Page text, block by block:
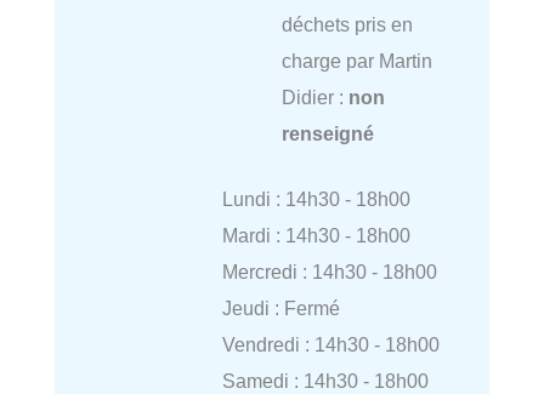
déchets pris en
charge par Martin
Didier : non
renseigné
Lundi : 14h30 - 18h00
Mardi : 14h30 - 18h00
Mercredi : 14h30 - 18h00
Jeudi : Fermé
Vendredi : 14h30 - 18h00
Samedi : 14h30 - 18h00